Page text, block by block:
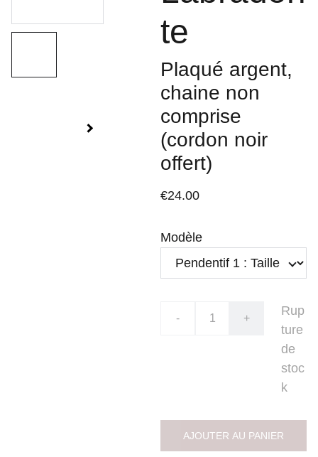
te
Plaqué argent,
chaine non
comprise
(cordon noir
offert)
€24.00
Modèle
- +
Rup
ture
de
stoc
k
AJOUTER AU PANIER